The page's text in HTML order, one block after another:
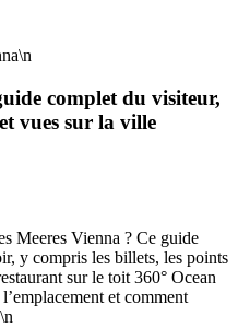
\n
complet du visiteur,
vues sur la ville
Meeres Vienna ? Ce guide
y compris les billets, les points
sur le toit 360° Ocean
et comment